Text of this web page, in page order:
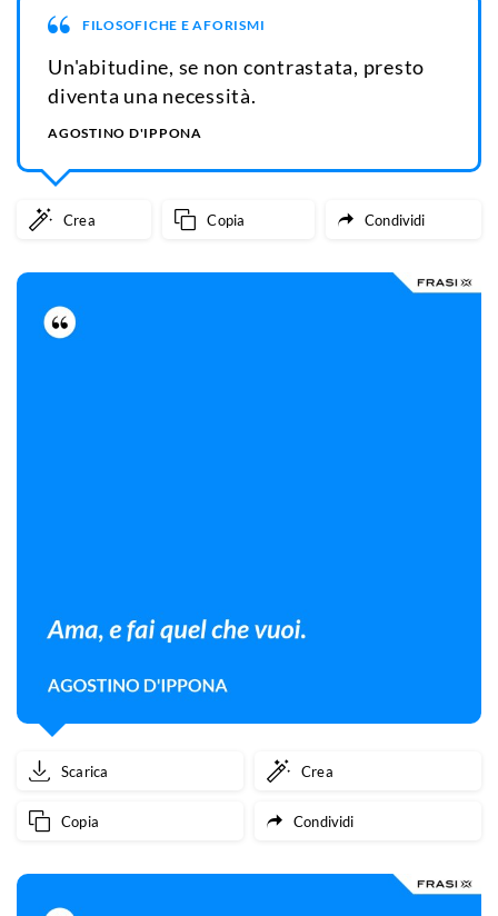
FILOSOFICHE E AFORISMI
Un'abitudine, se non contrastata, presto
diventa una necessità.
AGOSTINO D'IPPONA
Crea Copia Condividi
Scarica Crea
Copia Condividi